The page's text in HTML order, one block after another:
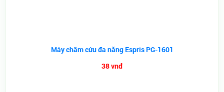
Máy châm cứu đa năng Espris PG-1601
38 vnđ